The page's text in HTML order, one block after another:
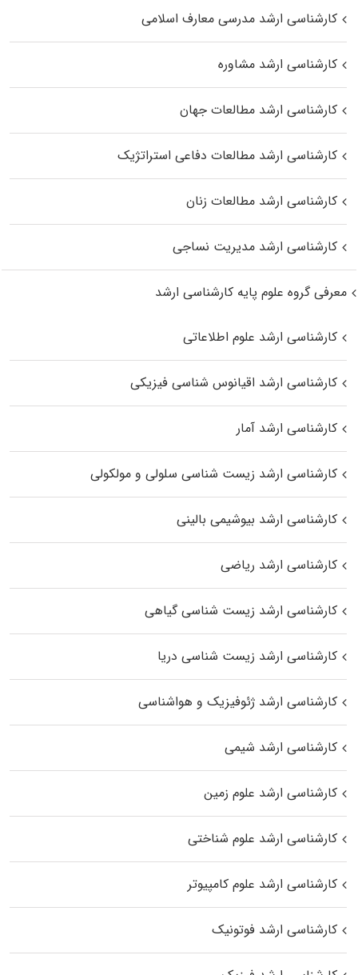
کارشناسی ارشد مدرسی معارف اسلامی
کارشناسی ارشد مشاوره
کارشناسی ارشد مطالعات جهان
کارشناسی ارشد مطالعات دفاعی استراتژیک
کارشناسی ارشد مطالعات زنان
کارشناسی ارشد مدیریت نساجی
معرفی گروه علوم پایه کارشناسی ارشد
کارشناسی ارشد علوم اطلاعاتی
کارشناسی ارشد اقیانوس‌ شناسی فیزیکی
کارشناسی ارشد آمار
کارشناسی ارشد زیست شناسی سلولی و مولکولی
کارشناسی ارشد بیوشیمی بالینی
کارشناسی ارشد ریاضی
کارشناسی ارشد زیست‌ شناسی گیاهی
کارشناسی ارشد زیست‌ شناسی دریا
کارشناسی ارشد ژئوفیزیک و هواشناسی
کارشناسی ارشد شیمی
کارشناسی ارشد علوم زمین
کارشناسی ارشد علوم شناختی
کارشناسی ارشد علوم کامپیوتر
کارشناسی ارشد فوتونیک